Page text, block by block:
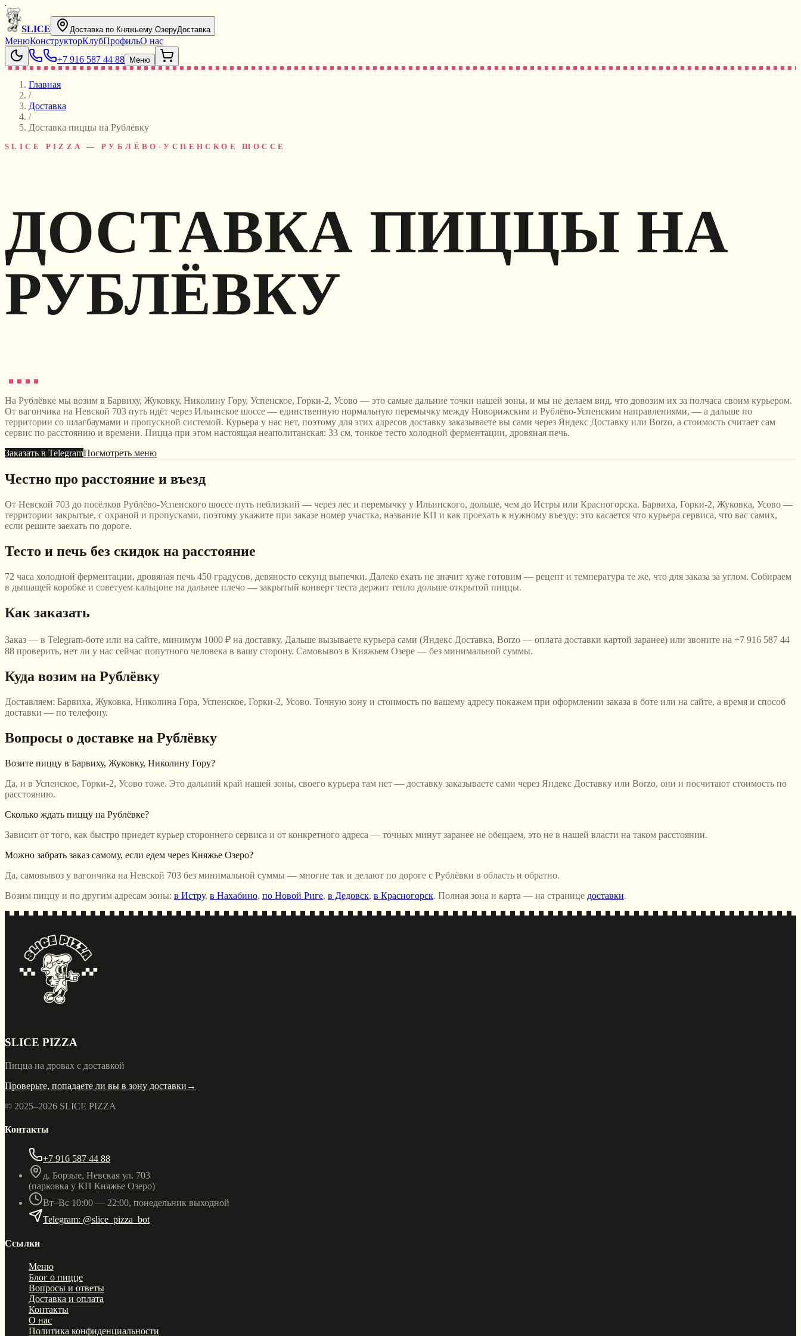
SLICE Доставка по Княжьему ОзеруДоставка
МенюКонструкторКлубПрофильО нас
+7 916 587 44 88
Меню
Главная
/
Доставка
/
Доставка пиццы на Рублёвку
SLICE PIZZA — РУБЛЁВО-УСПЕНСКОЕ ШОССЕ
ДОСТАВКА ПИЦЦЫ НА
РУБЛЁВКУ
На Рублёвке мы возим в Барвиху, Жуковку, Николину Гору, Успенское, Горки-2, Усово — это самые дальние точки нашей зоны, и мы не делаем вид, что довозим их за полчаса своим курьером.
От вагончика на Невской 703 путь идёт через Ильинское шоссе — единственную нормальную перемычку между Новорижским и Рублёво-Успенским направлениями, — а дальше по
территории со шлагбаумами и пропускной системой. Курьера у нас нет, поэтому для этих адресов доставку заказываете вы сами через Яндекс Доставку или Borzo, а стоимость считает сам
сервис по расстоянию и времени. Пицца при этом настоящая неаполитанская: 33 см, тонкое тесто холодной ферментации, дровяная печь.
Заказать в TelegramПосмотреть меню
Честно про расстояние и въезд
От Невской 703 до посёлков Рублёво-Успенского шоссе путь неблизкий — через лес и перемычку у Ильинского, дольше, чем до Истры или Красногорска. Барвиха, Горки-2, Жуковка, Усово —
территории закрытые, с охраной и пропусками, поэтому укажите при заказе номер участка, название КП и как проехать к нужному въезду: это касается что курьера сервиса, что вас самих,
если решите заехать по дороге.
Тесто и печь без скидок на расстояние
72 часа холодной ферментации, дровяная печь 450 градусов, девяносто секунд выпечки. Далеко ехать не значит хуже готовим — рецепт и температура те же, что для заказа за углом. Собираем
в дышащей коробке и советуем кальцоне на дальнее плечо — закрытый конверт теста держит тепло дольше открытой пиццы.
Как заказать
Заказ — в Telegram-боте или на сайте, минимум 1000 ₽ на доставку. Дальше вызываете курьера сами (Яндекс Доставка, Borzo — оплата доставки картой заранее) или звоните на +7 916 587 44
88 проверить, нет ли у нас сейчас попутного человека в вашу сторону. Самовывоз в Княжьем Озере — без минимальной суммы.
Куда возим на Рублёвку
Доставляем: Барвиха, Жуковка, Николина Гора, Успенское, Горки-2, Усово. Точную зону и стоимость по вашему адресу покажем при оформлении заказа в боте или на сайте, а время и способ
доставки — по телефону.
Вопросы о доставке на Рублёвку
Возите пиццу в Барвиху, Жуковку, Николину Гору?
Да, и в Успенское, Горки-2, Усово тоже. Это дальний край нашей зоны, своего курьера там нет — доставку заказываете сами через Яндекс Доставку или Borzo, они и посчитают стоимость по
расстоянию.
Сколько ждать пиццу на Рублёвке?
Зависит от того, как быстро приедет курьер стороннего сервиса и от конкретного адреса — точных минут заранее не обещаем, это не в нашей власти на таком расстоянии.
Можно забрать заказ самому, если едем через Княжье Озеро?
Да, самовывоз у вагончика на Невской 703 без минимальной суммы — многие так и делают по дороге с Рублёвки в область и обратно.
Возим пиццу и по другим адресам зоны: в Истру, в Нахабино, по Новой Риге, в Дедовск, в Красногорск. Полная зона и карта — на странице доставки.
SLICE PIZZA
Пицца на дровах с доставкой
Проверьте, попадаете ли вы в зону доставки →
© 2025–2026 SLICE PIZZA
Контакты
+7 916 587 44 88
д. Борзые, Невская ул. 703
(парковка у КП Княжье Озеро)
Вт–Вс 10:00 — 22:00, понедельник выходной
Telegram: @slice_pizza_bot
Ссылки
Меню
Блог о пицце
Вопросы и ответы
Доставка и оплата
Контакты
О нас
Политика конфиденциальности